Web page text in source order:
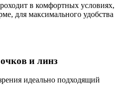
в комфортных условиях,
для максимального удобства
и линз
идеально подходящий